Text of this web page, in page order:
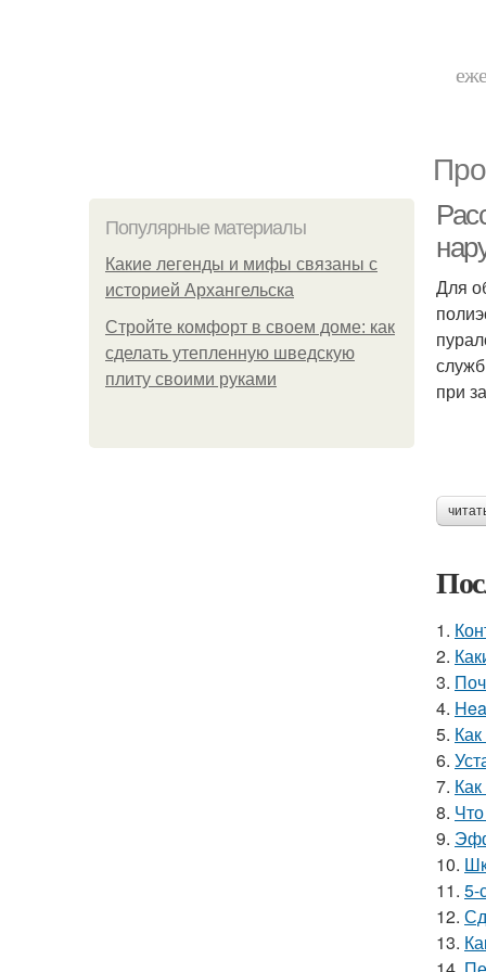
Популярные материалы
Какие легенды и мифы связаны с
историей Архангельска
Стройте комфорт в своем доме: как
сделать утепленную шведскую
плиту своими руками
Для
при
1.
2.
3.
4.
5.
6.
7.
8.
9.
10.
11. 5-
12.
13.